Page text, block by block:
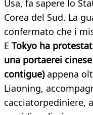
Usa, fa sapere lo
Corea del Sud. La
confermato che i
E Tokyo ha
una portaerei
contigue)appena
Liaoning,
cacciatorpediniere,